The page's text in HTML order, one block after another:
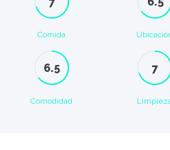
Comida
6.5
Comodidad
7